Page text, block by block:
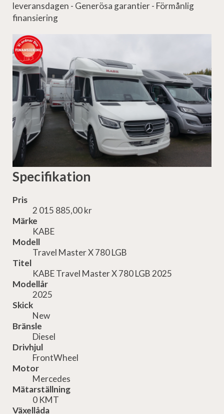
leveransdagen - Generösa garantier - Förmånlig
finansiering
Specifikation
Pris
2 015 885,00 kr
Märke
KABE
Modell
Travel Master X 780 LGB
Titel
KABE Travel Master X 780 LGB 2025
Modellår
2025
Skick
New
Bränsle
Diesel
Drivhjul
FrontWheel
Motor
Mercedes
Mätarställning
0 KMT
Växellåda